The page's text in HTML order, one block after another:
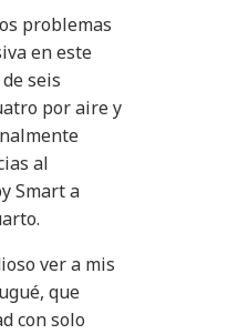
problemas
en este
seis
por aire y
al
Smart a
ver a mis
que
con solo